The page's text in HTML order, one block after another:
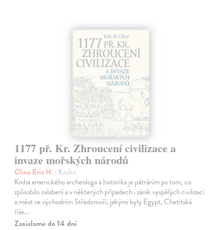
1177 př. Kr. Zhroucení civilizace a
invaze mořských národů
Cline Eric H. | Kniha
Kniha amerického archeologa a historika je pátráním po tom, co
způsobilo oslabení a v některých případech i zánik vyspělých civilizací
a měst ve východním Středomoří, jakými byly Egypt, Chetitská
říše…
Zasielame do 14 dní